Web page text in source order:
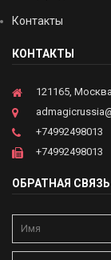
Контакты
КОНТАКТЫ
121165,
+74992498013
+74992498013
ОБРАТНАЯ СВЯЗЬ